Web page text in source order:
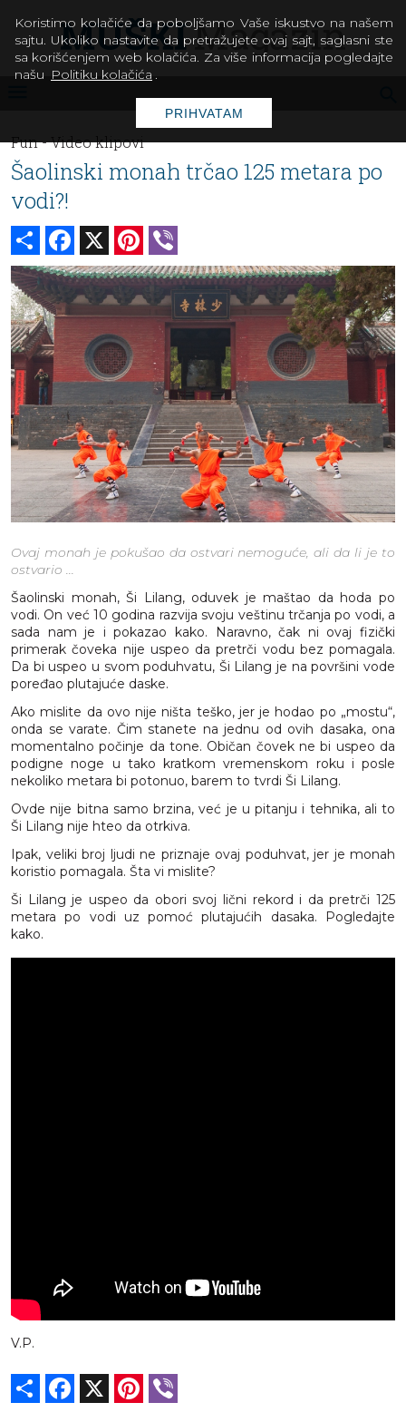
Fun -Video klipovi
Šaolinski monah trčao 125 metara po
vodi?!
Share Facebook Pinterest
Ovaj monah je pokušao da ostvari nemoguće, ali da li je to
ostvario ...
Šaolinski monah, Ši Lilang, oduvek je maštao da hoda po
vodi. On već 10 godina razvija svoju veštinu trčanja po vodi, a
sada nam je i pokazao kako. Naravno, čak ni ovaj fizički
primerak čoveka nije uspeo da pretrči vodu bez pomagala.
Da bi uspeo u svom poduhvatu, Ši Lilang je na površini vode
poređao plutajuće daske.
Ako mislite da ovo nije ništa teško, jer je hodao po „mostu“,
onda se varate. Čim stanete na jednu od ovih dasaka, ona
momentalno počinje da tone. Običan čovek ne bi uspeo da
podigne noge u tako kratkom vremenskom roku i posle
nekoliko metara bi potonuo, barem to tvrdi Ši Lilang.
Ovde nije bitna samo brzina, već je u pitanju i tehnika, ali to
Ši Lilang nije hteo da otrkiva.
Ipak, veliki broj ljudi ne priznaje ovaj poduhvat, jer je monah
koristio pomagala. Šta vi mislite?
Ši Lilang je uspeo da obori svoj lični rekord i da pretrči 125
metara po vodi uz pomoć plutajućih dasaka. Pogledajte
kako.
V.P.
Share Facebook Pinterest
Koristimo kolačiće da poboljšamo Vaše iskustvo na našem
sajtu. Ukoliko nastavite da pretražujete ovaj sajt, saglasni ste
sa korišćenjem web kolačića. Za više informacija pogledajte
našu Politiku kolačića .
PRIHVATAM